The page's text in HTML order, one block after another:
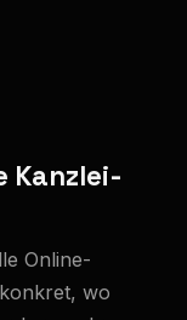
Kanzlei-
Online-
wo